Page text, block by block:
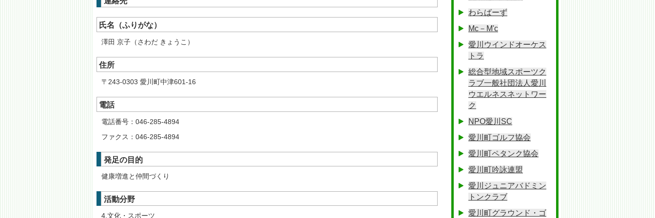
氏名（ふりがな）
澤田 京子（さわだ きょうこ）
住所
〒243-0303 愛川町中津601-16
電話
電話番号：046-285-4894
ファクス：046-285-4894
発足の目的
健康増進と仲間づくり
活動分野
4,文化・スポーツ
わらばーず
Mc－M'c
愛川ウインドオーケス
トラ
総合型地域スポーツク
ラブ一般社団法人愛川
ウエルネスネットワー
ク
NPO愛川SC
愛川町ゴルフ協会
愛川町ペタンク協会
愛川町吟詠連盟
愛川ジュニアバドミン
トンクラブ
愛川町グラウンド・ゴ